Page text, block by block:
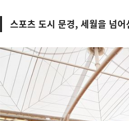
스포츠 도시 문경, 세월을 넘